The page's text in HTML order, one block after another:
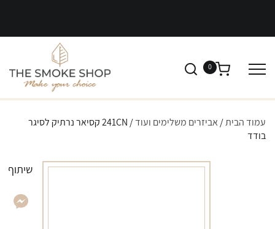
0
עמוד הבית/ אביזרים משלימים ועוד
/ 241CN קסיאר נרתיק לסיגר
בודד
שיתוף